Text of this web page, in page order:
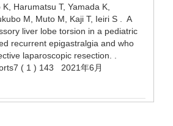
Harumatsu T, Yamada K,
M, Muto M, Kaji T, Ieiri S . A
liver lobe torsion in a pediatric
recurrent epigastralgia and who
laparoscopic resection. .
( 1 ) 143 2021年6月